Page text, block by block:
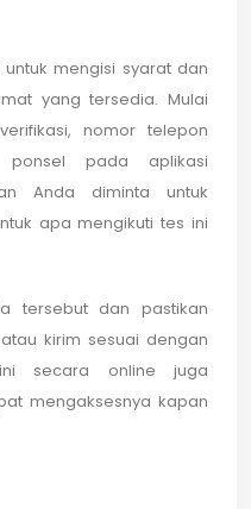
mengisi syarat dan
yang tersedia. Mulai
nomor telepon
pada aplikasi
Anda diminta untuk
apa mengikuti tes ini
tersebut dan pastikan
kirim sesuai dengan
secara online juga
mengaksesnya kapan